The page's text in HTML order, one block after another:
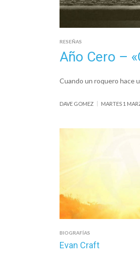
RESEÑAS
Año Cero –
Cuando un roquero hace
DAVE GOMEZ MARTES 1
BIOGRAFÍAS
Evan Craft